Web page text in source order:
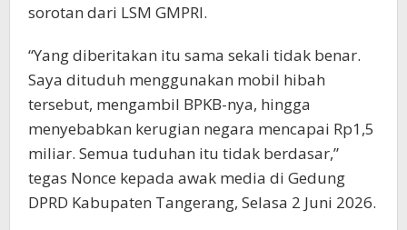
sorotan dari LSM GMPRI.
“Yang diberitakan itu sama sekali tidak benar.
Saya dituduh menggunakan mobil hibah
tersebut, mengambil BPKB-nya, hingga
menyebabkan kerugian negara mencapai Rp1,5
miliar. Semua tuduhan itu tidak berdasar,”
tegas Nonce kepada awak media di Gedung
DPRD Kabupaten Tangerang, Selasa 2 Juni 2026.